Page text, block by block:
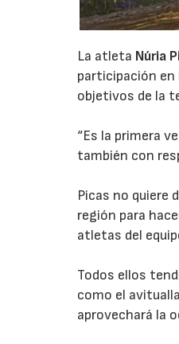
La atleta Núria
participación en
objetivos de la
“Es la primera
también con
Picas no quiere
región para
atletas del
Todos ellos
como el
aprovechará la